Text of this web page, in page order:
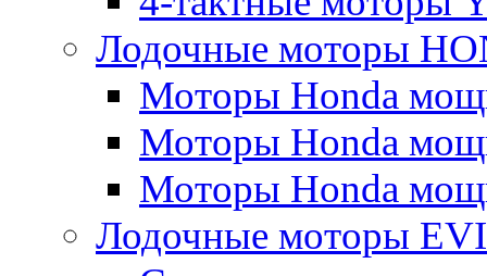
Лодочные моторы
Моторы Honda
Моторы Honda
Моторы Honda
Лодочные моторы